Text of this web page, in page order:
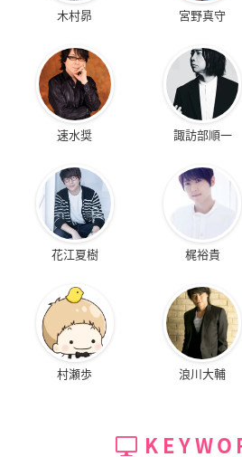
木村昴 宮野真守
速水奨 諏訪部順一
花江夏樹 梶裕貴
村瀬歩 浪川大輔